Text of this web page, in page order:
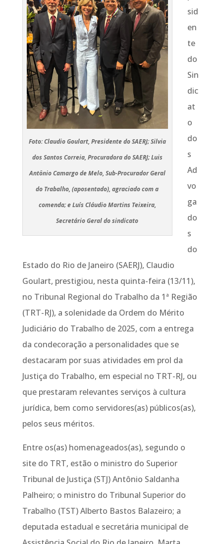
Foto: Claudio Goulart, Presidente do SAERJ; Silvia
dos Santos Correia, Procuradora do SAERJ; Luis
Antônio Camargo de Melo, Sub-Procurador Geral
do Trabalho, (aposentado), agraciado com a
comenda; e Luís Cláudio Martins Teixeira,
Secretário Geral do sindicato
sid
en
te
do
Sin
dic
at
o
do
s
Ad
vo
ga
do
s
do
Estado do Rio de Janeiro (SAERJ), Claudio
Goulart, prestigiou, nesta quinta-feira (13/11),
no Tribunal Regional do Trabalho da 1ª Região
(TRT-RJ), a solenidade da Ordem do Mérito
Judiciário do Trabalho de 2025, com a entrega
da condecoração a personalidades que se
destacaram por suas atividades em prol da
Justiça do Trabalho, em especial no TRT-RJ, ou
que prestaram relevantes serviços à cultura
jurídica, bem como servidores(as) públicos(as),
pelos seus méritos.
Entre os(as) homenageados(as), segundo o
site do TRT, estão o ministro do Superior
Tribunal de Justiça (STJ) Antônio Saldanha
Palheiro; o ministro do Tribunal Superior do
Trabalho (TST) Alberto Bastos Balazeiro; a
deputada estadual e secretária municipal de